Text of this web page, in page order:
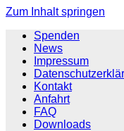
Zum Inhalt springen
Spenden
News
Impressum
Kontakt
Anfahrt
FAQ
Downloads